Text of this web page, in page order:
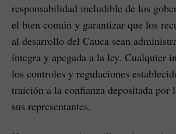
responsabilidad ineludible de los
el bien común y garantizar que los
al desarrollo del Cauca sean
íntegra y apegada a la ley. Cualquier
los controles y regulaciones
traición a la confianza depositada por
sus representantes.